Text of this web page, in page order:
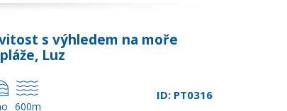
s výhledem na moře
Luz
600m
ID: PT0316